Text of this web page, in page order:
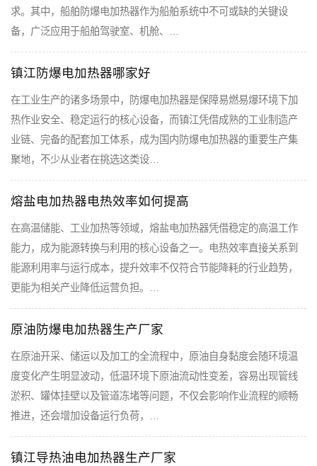
求。其中，船舶防爆电加热器作为船舶系统中不可或缺的关键设
备，广泛应用于船舶驾驶室、机舱、…
镇江防爆电加热器哪家好
在工业生产的诸多场景中，防爆电加热器是保障易燃易爆环境下加
热作业安全、稳定运行的核心设备，而镇江凭借成熟的工业制造产
业链、完备的配套加工体系，成为国内防爆电加热器的重要生产集
聚地，不少从业者在挑选这类设…
熔盐电加热器电热效率如何提高
在高温储能、工业加热等领域，熔盐电加热器凭借稳定的高温工作
能力，成为能源转换与利用的核心设备之一。电热效率直接关系到
能源利用率与运行成本，提升效率不仅符合节能降耗的行业趋势，
更能为相关产业降低运营负担。…
原油防爆电加热器生产厂家
在原油开采、储运以及加工的全流程中，原油自身黏度会随环境温
度变化产生明显波动，低温环境下原油流动性变差，容易出现管线
淤积、罐体挂壁以及管道冻堵等问题，不仅会影响作业流程的顺畅
推进，还会增加设备运行负荷，…
镇江导热油电加热器生产厂家